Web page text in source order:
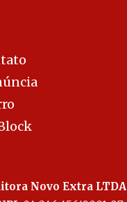
Novo Extra LTDA